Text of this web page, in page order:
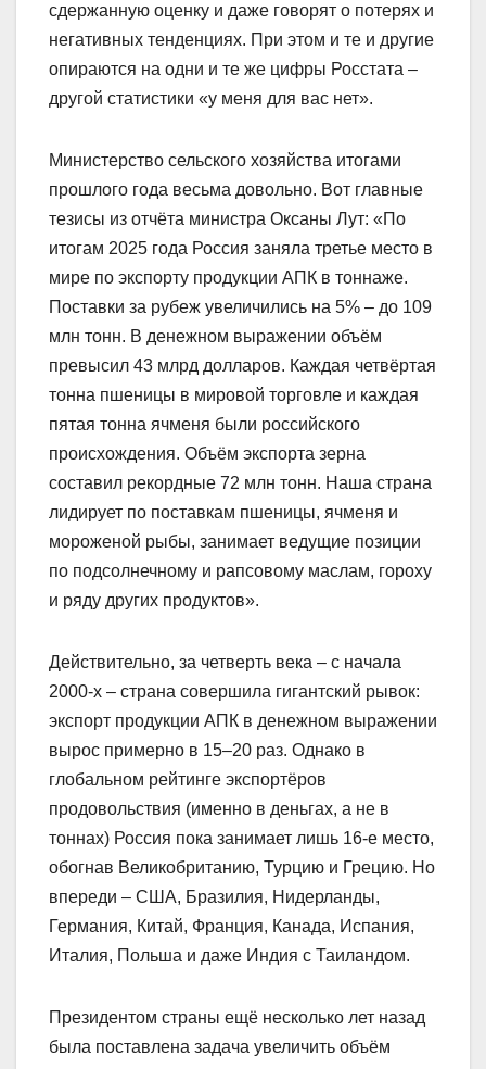
сдержанную оценку и даже говорят о потерях и
негативных тенденциях. При этом и те и другие
опираются на одни и те же цифры Росстата –
другой статистики «у меня для вас нет».
Министерство сельского хозяйства итогами
прошлого года весьма довольно. Вот главные
тезисы из отчёта министра Оксаны Лут: «По
итогам 2025 года Россия заняла третье место в
мире по экспорту продукции АПК в тоннаже.
Поставки за рубеж увеличились на 5% – до 109
млн тонн. В денежном выражении объём
превысил 43 млрд долларов. Каждая четвёртая
тонна пшеницы в мировой торговле и каждая
пятая тонна ячменя были российского
происхождения. Объём экспорта зерна
составил рекордные 72 млн тонн. Наша страна
лидирует по поставкам пшеницы, ячменя и
мороженой рыбы, занимает ведущие позиции
по подсолнечному и рапсовому маслам, гороху
и ряду других продуктов».
Действительно, за четверть века – с начала
2000-х – страна совершила гигантский рывок:
экспорт продукции АПК в денежном выражении
вырос примерно в 15–20 раз. Однако в
глобальном рейтинге экспортёров
продовольствия (именно в деньгах, а не в
тоннах) Россия пока занимает лишь 16‑е место,
обогнав Великобританию, Турцию и Грецию. Но
впереди – США, Бразилия, Нидерланды,
Германия, Китай, Франция, Канада, Испания,
Италия, Польша и даже Индия с Таиландом.
Президентом страны ещё несколько лет назад
была поставлена задача увеличить объём